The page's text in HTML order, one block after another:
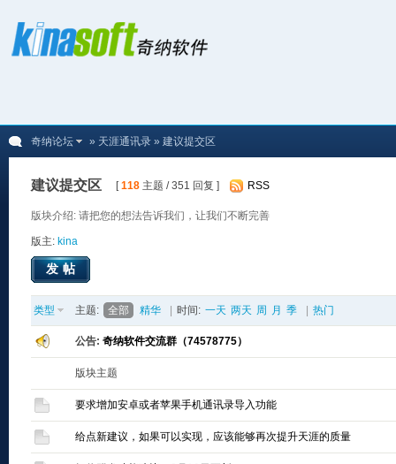
奇纳论坛 » 天涯通讯录 » 建议提交区
建议提交区 [118 主题 / 351 回复 ] RSS
版块介绍: 请把您的想法告诉我们，让我们不断完善
版主: kina
发帖
类型 主题: 全部 精华 时间: 一天 两天 周 月 季 热门
公告: 奇纳软件交流群（74578775）
版块主题
要求增加安卓或者苹果手机通讯录导入功能
给点新建议，如果可以实现，应该能够再次提升天涯的质量